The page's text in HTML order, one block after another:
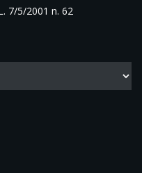
7/5/2001 n. 62